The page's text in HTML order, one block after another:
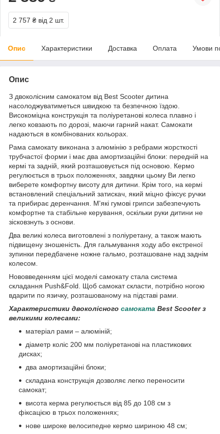
2 757 ₴ від 2 шт.
Опис Характеристики Доставка Оплата Умови
Опис
З двоколісним самокатом від Best Scooter дитина
насолоджуватиметься швидкою та безпечною їздою.
Високоміцна конструкція та поліуретанові колеса плавно і
легко ковзають по дорозі, маючи гарний накат. Самокати
надаються в комбінованих кольорах.
Рама самокату виконана з алюмінію з ребрами жорсткості
трубчастої форми і має два амортизаційні блоки: передній на
кермі та задній, який розташовується під основою. Кермо
регулюється в трьох положеннях, завдяки цьому Ви легко
виберете комфортну висоту для дитини. Крім того, на кермі
встановлений спеціальний затискач, який міцно фіксує ручки
та прибирає деренчання. М'які гумові грипси забезпечують
комфортне та стабільне керування, оскільки руки дитини не
зісковзнуть з основи.
Два великі колеса виготовлені з поліуретану, а також мають
підвищену зношеність. Для гальмування ходу або екстреної
зупинки передбачене ножне гальмо, розташоване над заднім
колесом.
Нововведенням цієї моделі самокату стала система
складання Push&Fold. Щоб самокат скласти, потрібно ногою
вдарити по язичку, розташованому на підставі рами.
Характеристики двоколісного самоката Best Scooter з
великими колесами:
матеріал рами – алюміній;
діаметр коліс 200 мм поліуретанові на пластикових
дисках;
два амортизаційні блоки;
складана конструкція дозволяє легко переносити
самокат;
висота керма регулюється від 85 до 108 см з
фіксацією в трьох положеннях;
нове широке велосипедне кермо шириною 48 см;